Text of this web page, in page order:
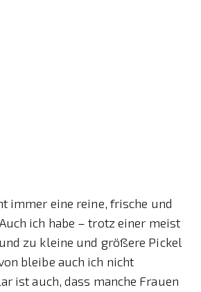
immer eine reine, frische und
ich habe – trotz einer meist
zu kleine und größere Pickel
bleibe auch ich nicht
ist auch, dass manche Frauen